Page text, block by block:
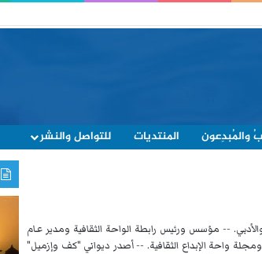
والمُبدِعون المنتديات للتواصل والنشر
-- مؤسس ورئيس رابطة الواحة الثقافية ومدير عـام
واحة الإبداع الثقافية. -- أصدر ديواني "كف وإزميل"